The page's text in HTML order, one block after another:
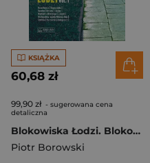
KSIĄŻKA
60,68 zł
99,90 zł - sugerowana cena
detaliczna
Blokowiska Łodzi. Blokowiska. Tom 1
Piotr Borowski